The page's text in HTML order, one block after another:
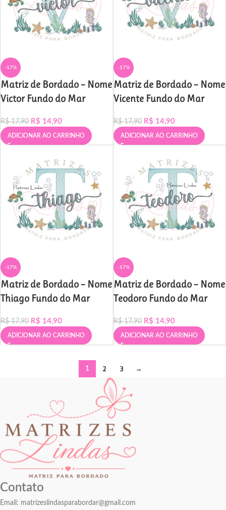
-17%
Matriz de Bordado – Nome
Victor Fundo do Mar
R$17,90 R$ 14,90
ADICIONAR AO CARRINHO
-17%
Matriz de Bordado – Nome
Vicente Fundo do Mar
R$17,90 R$ 14,90
ADICIONAR AO CARRINHO
-17%
Matriz de Bordado – Nome
Thiago Fundo do Mar
R$17,90 R$ 14,90
ADICIONAR AO CARRINHO
-17%
Matriz de Bordado – Nome
Teodoro Fundo do Mar
R$17,90 R$ 14,90
ADICIONAR AO CARRINHO
1 2 3 →
Contato
Email: matrizeslindasparabordar@gmail.com